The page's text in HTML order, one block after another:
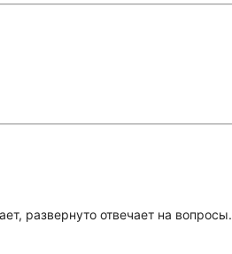
развернуто отвечает на вопросы.